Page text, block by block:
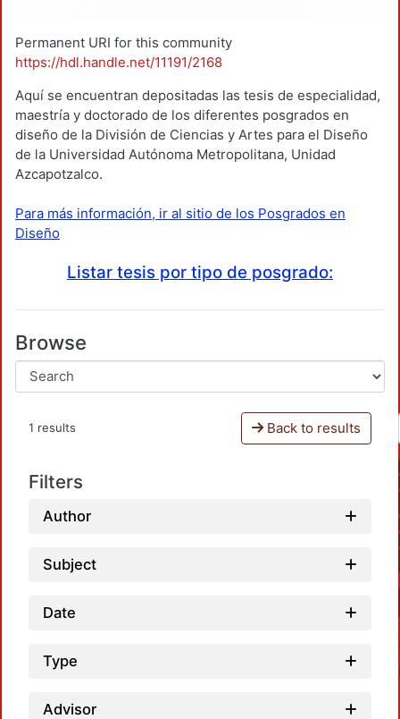
Permanent URI for this community
https://hdl.handle.net/11191/2168
Aquí se encuentran depositadas las tesis de especialidad,
maestría y doctorado de los diferentes posgrados en
diseño de la División de Ciencias y Artes para el Diseño
de la Universidad Autónoma Metropolitana, Unidad
Azcapotzalco.
Para más información, ir al sitio de los Posgrados en
Diseño
Listar tesis por tipo de posgrado:
Browse
1 results Back to results
Filters
Author
Subject
Date
Type
Advisor